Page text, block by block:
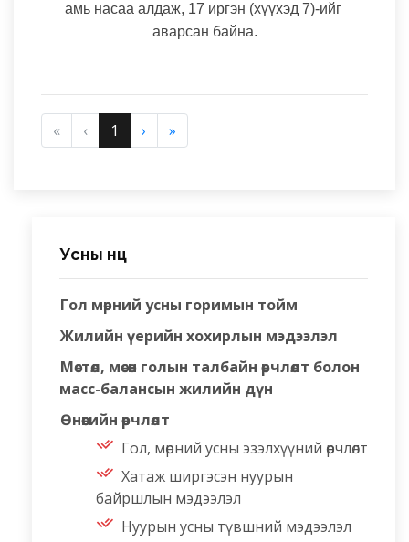
амь насаа алдаж, 17 иргэн (хүүхэд 7)-ийг
аварсан байна.
« ‹ 1 › »
Усны нөөц
Гол мөрний усны горимын тойм
Жилийн үерийн хохирлын мэдээлэл
Мөстөл, мөсөн голын талбайн өөрчлөлт болон
масс-балансын жилийн дүн
Өнөөгийн өөрчлөлт
Гол, мөрний усны эзэлхүүний өөрчлөлт
Хатаж ширгэсэн нуурын
байршлын мэдээлэл
Нуурын усны түвшний мэдээлэл